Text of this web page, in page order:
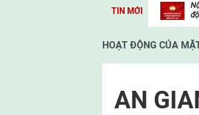
TIN MỚI
Bài viết của Tổng Bí thư Tô Lâm: TIẾN
viện
HOẠT ĐỘNG CỦA
AN